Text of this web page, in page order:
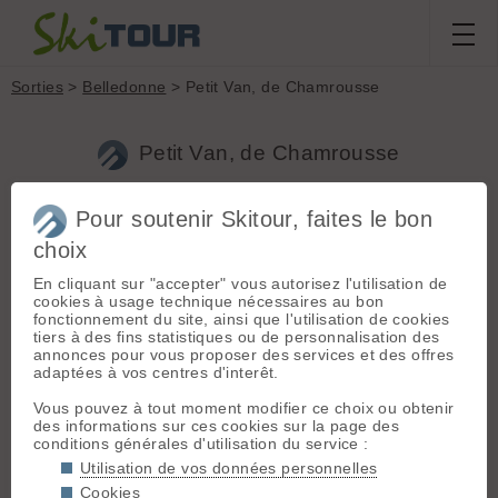
Sorties > Belledonne > Petit Van, de Chamrousse
Petit Van, de Chamrousse
Chamrousse (Le
Recoin) (1650 m)
Topo associé :
Grand Van, de
Chamrousse
Sommet associé :
Grand Van (2448 m)
Orientation :
Sortie du dimanche 9 mai 2010
Conditions nivologiques,
accès & météo
Ciel voilé, puis alternance de
passages nuageux d'altitude. Vent
modéré au sommet.
Etat de la route : r.a.s. Altitude du
parking : 1660 m.
Enneigement encore correct sur tout
Pour soutenir Skitour, faites le bon
choix
En cliquant sur "accepter" vous autorisez l'utilisation de
cookies à usage technique nécessaires au bon
fonctionnement du site, ainsi que l'utilisation de cookies
tiers à des fins statistiques ou de personnalisation des
annonces pour vous proposer des services et des offres
adaptées à vos centres d'interêt.
Vous pouvez à tout moment modifier ce choix ou obtenir
des informations sur ces cookies sur la page des
conditions générales d'utilisation du service :
Utilisation de vos données personnelles
Cookies